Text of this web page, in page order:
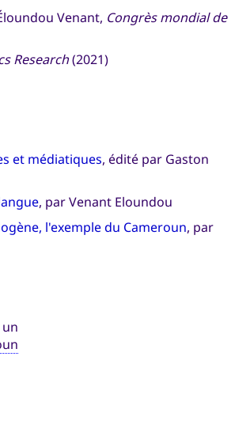
Venant, Congrès mondial de
Research(2021)
et médiatiques, édité par Gaston
, par Venant Eloundou
l'exemple du Cameroun, par